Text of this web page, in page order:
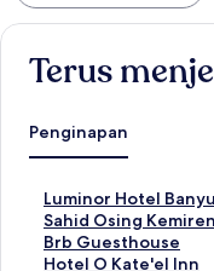
Terus
Penginapan
Luminor Hotel
T
a
u
t
Sahid Osing Kemiren
T
a
u
Brb Guesthouse
T
a
Hotel O Kate'el Inn
T